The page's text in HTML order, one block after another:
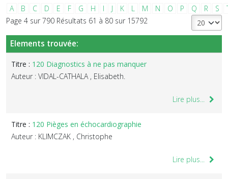
A B C D E F G H I J K L M N O P Q R S
Page 4 sur 790 Résultats 61 à 80 sur 15792
Elements trouvée:
Titre : 120 Diagnostics à ne pas manquer
Auteur : VIDAL-CATHALA , Elisabeth.
Lire plus...
Titre : 120 Pièges en échocardiographie
Auteur : KLIMCZAK , Christophe
Lire plus...